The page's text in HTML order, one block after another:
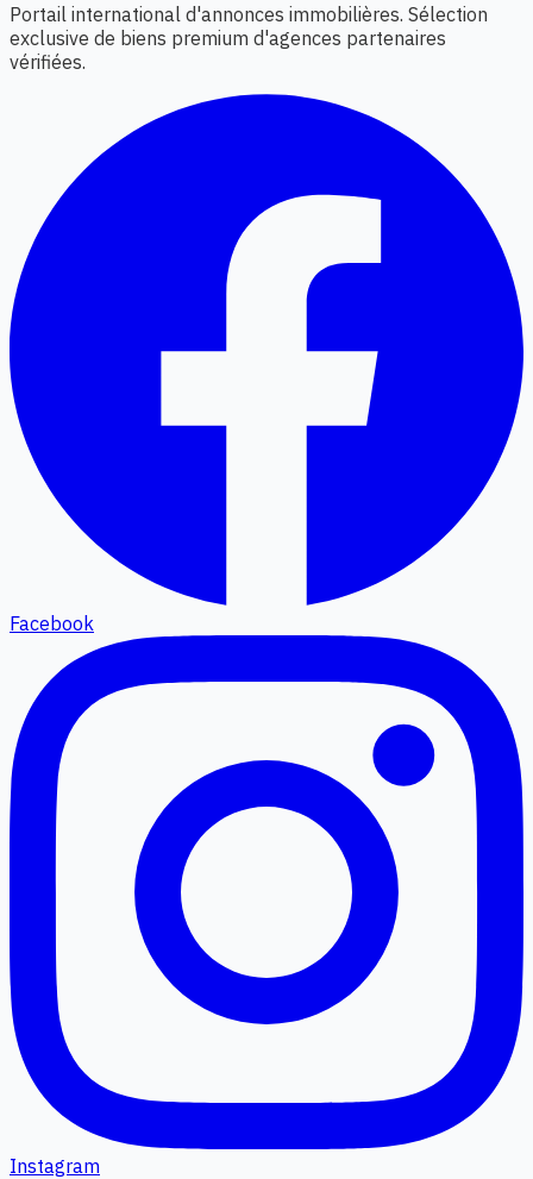
Portail international d'annonces immobilières. Sélection
exclusive de biens premium d'agences partenaires
vérifiées.
Facebook
Instagram